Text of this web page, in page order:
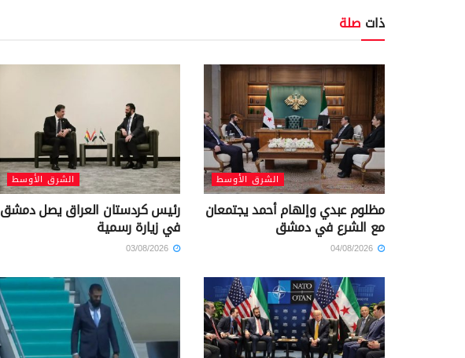
ذات صلة
الشرق الأوسط
مظلوم عبدي وإلهام أحمد يجتمعان
مع الشرع في دمشق
الشرق الأوسط
رئيس كردستان العراق يصل دمشق
في زيارة رسمية